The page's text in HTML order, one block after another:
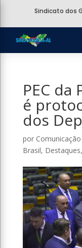
Sindicato dos
PEC da
é
dos
por
Brasil, Destaques,